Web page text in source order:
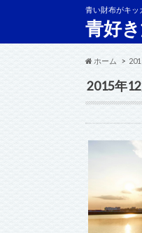
青い財布がキッ
青好
ホーム
2015年12